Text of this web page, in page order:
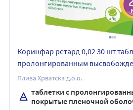
Коринфар ретард 0,02 30 шт
пролонгированным
пленочной оболочкой
Плива Хрватска д.о.о.
таблетки с
покрытые пленочной